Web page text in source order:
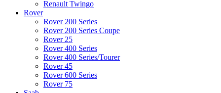
Renault Twingo
Rover
Rover 200 Series
Rover 200 Series Coupe
Rover 25
Rover 400 Series
Rover 400 Series/Tourer
Rover 45
Rover 600 Series
Rover 75